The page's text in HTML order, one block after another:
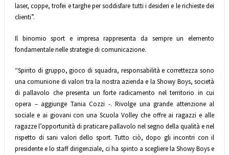
laser, coppe, trofei e targhe per soddisfare tutti i desideri e le richieste dei
clienti”.
Il binomio sport e impresa rappresenta da sempre un elemento
fondamentale nelle strategie di comunicazione.
“Spirito di gruppo, gioco di squadra, responsabilità e correttezza sono
una comunione di valori tra la nostra azienda e la Showy Boys, società
di pallavolo che presenta un forte radicamento nel territorio in cui
opera – aggiunge Tania Cozzi -. Rivolge una grande attenzione al
sociale e ai giovani con una Scuola Volley che offre ai ragazzi e alle
ragazze l’opportunità di praticare pallavolo nel segno della qualità e nel
rispetto di sani valori dello sport. Tutto ciò, dopo gli incontri con il
presidente e lo staff dirigenziale, ci ha spinto a scegliere la Showy Boys e